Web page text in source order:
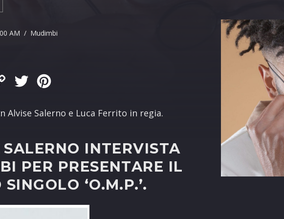
AM / Mudimbi
Copy
Twitter
Alvise Salerno e Luca Ferrito in regia.
INTERVISTA
PER PRESENTARE IL
‘O.M.P.’.
09-2020